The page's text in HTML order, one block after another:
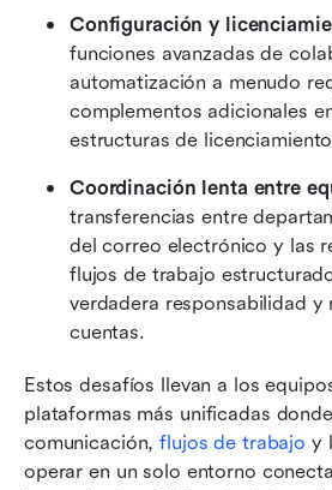
Configuración y
funciones avanzadas de
automatización a menudo
complementos adicionales
estructuras de
Coordinación lenta entre
transferencias entre
del correo electrónico y las
flujos de trabajo
verdadera responsabilidad y
cuentas.
Estos desafíos llevan a los
plataformas más unificadas
comunicación, flujos de trabajo y
operar en un solo entorno